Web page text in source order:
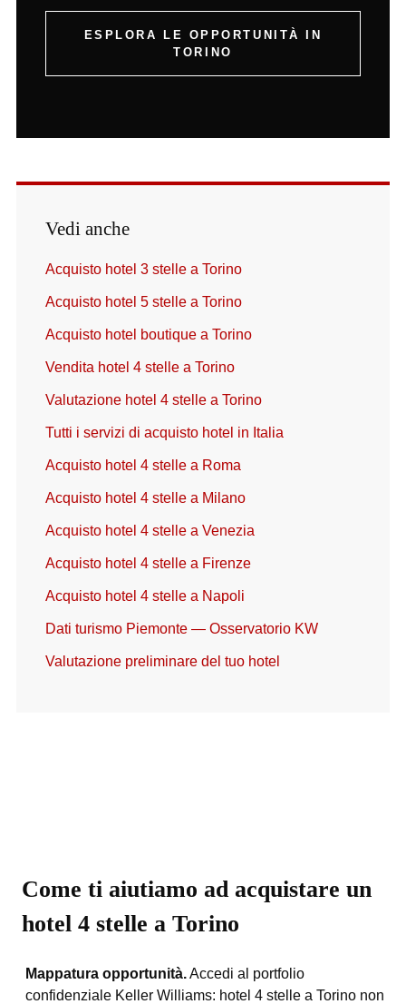
ESPLORA LE OPPORTUNITÀ IN
TORINO
Vedi anche
Acquisto hotel 3 stelle a Torino
Acquisto hotel 5 stelle a Torino
Acquisto hotel boutique a Torino
Vendita hotel 4 stelle a Torino
Valutazione hotel 4 stelle a Torino
Tutti i servizi di acquisto hotel in Italia
Acquisto hotel 4 stelle a Roma
Acquisto hotel 4 stelle a Milano
Acquisto hotel 4 stelle a Venezia
Acquisto hotel 4 stelle a Firenze
Acquisto hotel 4 stelle a Napoli
Dati turismo Piemonte — Osservatorio KW
Valutazione preliminare del tuo hotel
Come ti aiutiamo ad acquistare un
hotel 4 stelle a Torino
Mappatura opportunità.Accedi al portfolio
confidenziale Keller Williams: hotel 4 stelle a Torino non